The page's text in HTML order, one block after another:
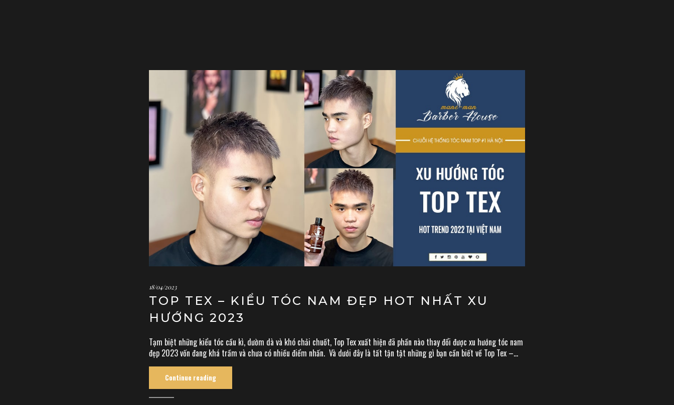
18/04/2023
TOP TEX – KIỂU TÓC NAM ĐẸP HOT NHẤT XU
HƯỚNG 2023
Tạm biệt những kiểu tóc cầu kì, dườm dà và khó chải chuốt, Top Tex xuất hiện đã phần nào thay đổi được xu hướng tóc nam
đẹp 2023 vốn đang khá trầm và chưa có nhiều điểm nhấn. Và dưới đây là tất tận tật những gì bạn cần biết về Top Tex –...
Continue reading